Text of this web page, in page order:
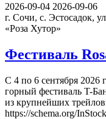
2026-09-04 2026-09-06
г. Сочи, с. Эстосадок,
«Роза Хутор»
Фестиваль
С 4 по 6 сентября 2026
горный фестиваль T-
из крупнейших
https://schema.org/InStock